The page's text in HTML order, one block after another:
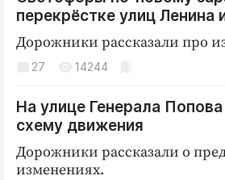
перекрёстке улиц Ленина
Дорожники рассказали про
27 14244
На улице Генерала
схему движения
Дорожники рассказали о
изменениях.